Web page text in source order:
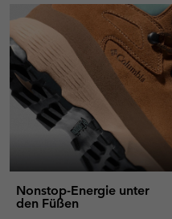
Nonstop-Energie unter
den Füßen